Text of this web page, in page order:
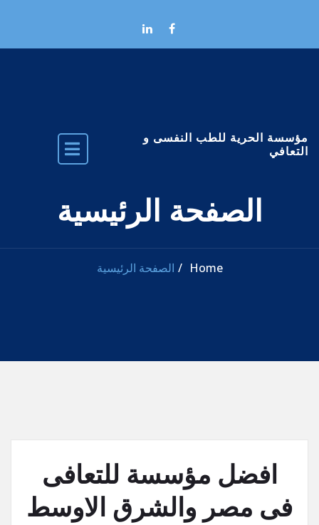
مؤسسة الحرية للطب النفسى و
التعافي
الصفحة الرئيسية
Home الصفحة الرئيسية
افضل مؤسسة للتعافى
فى مصر والشرق الاوسط